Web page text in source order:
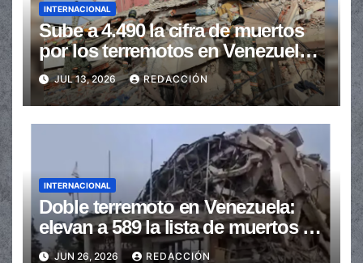
INTERNACIONAL
Sube a 4.490 la cifra de muertos
por los terremotos en Venezuela y
hay 16.740 heridos
JUL 13, 2026 REDACCIÓN
INTERNACIONAL
Doble terremoto en Venezuela:
elevan a 589 la lista de muertos y
buscan sobrevivientes
JUN 26, 2026 REDACCIÓN